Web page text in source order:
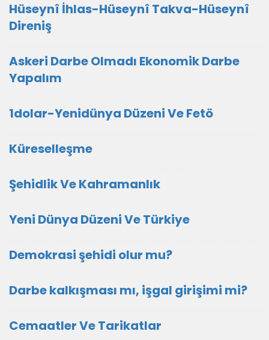
Hüseynî İhlas-Hüseynî Takva-Hüseynî
Direniş
Askeri Darbe Olmadı Ekonomik Darbe
Yapalım
1dolar-Yenidünya Düzeni Ve Fetö
Küreselleşme
Şehidlik Ve Kahramanlık
Yeni Dünya Düzeni Ve Türkiye
Demokrasi şehidi olur mu?
Darbe kalkışması mı, işgal girişimi mi?
Cemaatler Ve Tarikatlar